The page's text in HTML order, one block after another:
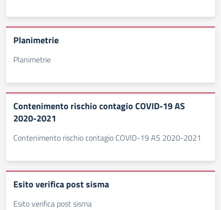
Planimetrie
Planimetrie
Contenimento rischio contagio COVID-19 AS
2020-2021
Contenimento rischio contagio COVID-19 AS 2020-2021
Esito verifica post sisma
Esito verifica post sisma